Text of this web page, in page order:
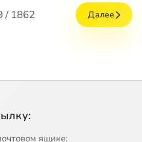
/ 1862 Далее
ящике: